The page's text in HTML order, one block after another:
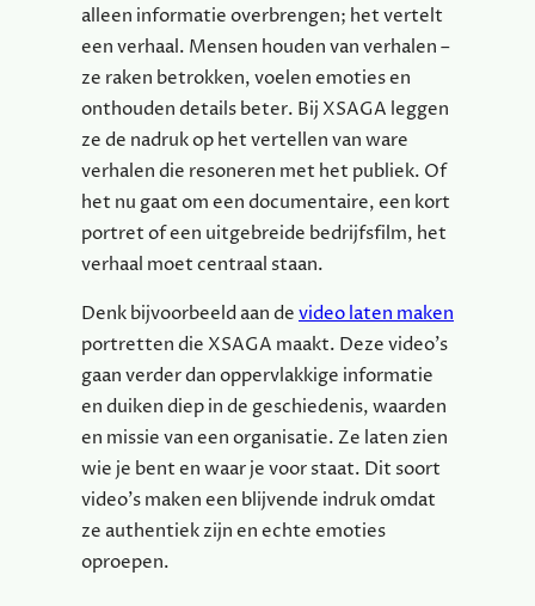
alleen informatie overbrengen; het vertelt
een verhaal. Mensen houden van verhalen –
ze raken betrokken, voelen emoties en
onthouden details beter. Bij XSAGA leggen
ze de nadruk op het vertellen van ware
verhalen die resoneren met het publiek. Of
het nu gaat om een documentaire, een kort
portret of een uitgebreide bedrijfsfilm, het
verhaal moet centraal staan.
Denk bijvoorbeeld aan devideo laten maken
portretten die XSAGA maakt. Deze video’s
gaan verder dan oppervlakkige informatie
en duiken diep in de geschiedenis, waarden
en missie van een organisatie. Ze laten zien
wie je bent en waar je voor staat. Dit soort
video’s maken een blijvende indruk omdat
ze authentiek zijn en echte emoties
oproepen.